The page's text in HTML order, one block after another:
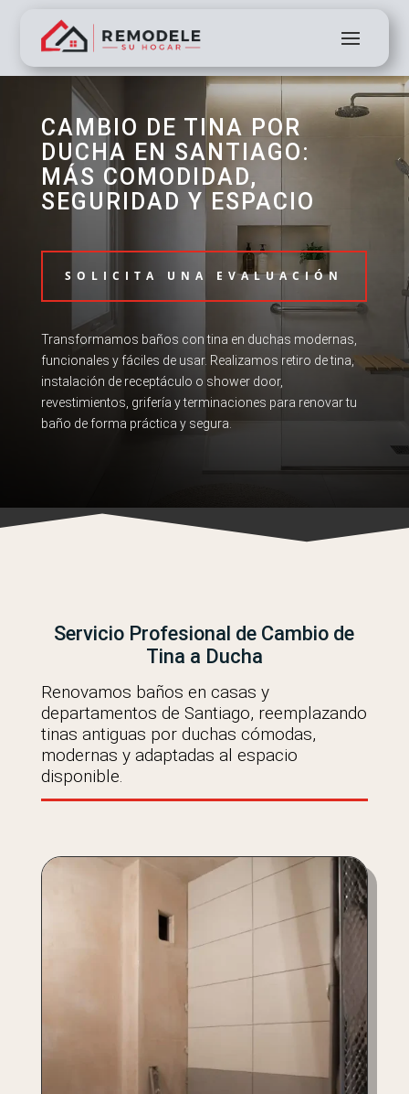
CAMBIO DE TINA POR
DUCHA EN SANTIAGO:
MÁS COMODIDAD,
SEGURIDAD Y ESPACIO
SOLICITA UNA EVALUACIÓN
Transformamos baños con tina en duchas modernas,
funcionales y fáciles de usar. Realizamos retiro de tina,
instalación de receptáculo o shower door,
revestimientos, grifería y terminaciones para renovar tu
baño de forma práctica y segura.
Servicio Profesional de Cambio de
Tina a Ducha
Renovamos baños en casas y
departamentos de Santiago, reemplazando
tinas antiguas por duchas cómodas,
modernas y adaptadas al espacio
disponible.